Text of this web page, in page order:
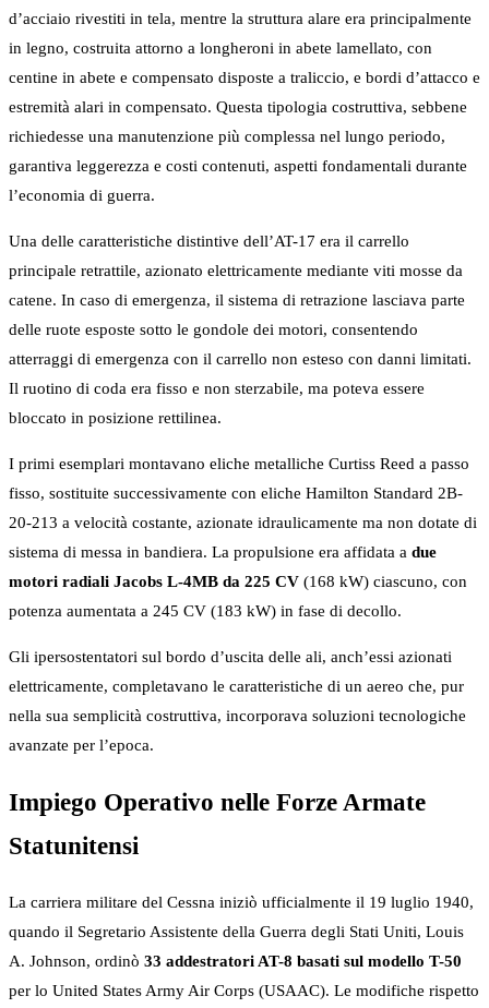
d’acciaio rivestiti in tela, mentre la struttura alare era principalmente
in legno, costruita attorno a longheroni in abete lamellato, con
centine in abete e compensato disposte a traliccio, e bordi d’attacco e
estremità alari in compensato. Questa tipologia costruttiva, sebbene
richiedesse una manutenzione più complessa nel lungo periodo,
garantiva leggerezza e costi contenuti, aspetti fondamentali durante
l’economia di guerra.
Una delle caratteristiche distintive dell’AT-17 era il carrello
principale retrattile, azionato elettricamente mediante viti mosse da
catene. In caso di emergenza, il sistema di retrazione lasciava parte
delle ruote esposte sotto le gondole dei motori, consentendo
atterraggi di emergenza con il carrello non esteso con danni limitati.
Il ruotino di coda era fisso e non sterzabile, ma poteva essere
bloccato in posizione rettilinea.
I primi esemplari montavano eliche metalliche Curtiss Reed a passo
fisso, sostituite successivamente con eliche Hamilton Standard 2B-
20-213 a velocità costante, azionate idraulicamente ma non dotate di
sistema di messa in bandiera. La propulsione era affidata a due
motori radiali Jacobs L-4MB da 225 CV (168 kW) ciascuno, con
potenza aumentata a 245 CV (183 kW) in fase di decollo.
Gli ipersostentatori sul bordo d’uscita delle ali, anch’essi azionati
elettricamente, completavano le caratteristiche di un aereo che, pur
nella sua semplicità costruttiva, incorporava soluzioni tecnologiche
avanzate per l’epoca.
Impiego Operativo nelle Forze Armate
Statunitensi
La carriera militare del Cessna iniziò ufficialmente il 19 luglio 1940,
quando il Segretario Assistente della Guerra degli Stati Uniti, Louis
A. Johnson, ordinò 33 addestratori AT-8 basati sul modello T-50
per lo United States Army Air Corps (USAAC). Le modifiche rispetto